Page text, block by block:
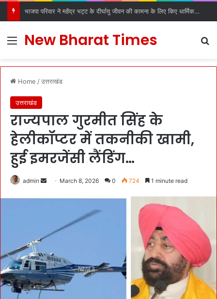
भाजपा परिवार ने महेंद्र भट्ट के दीर्घायु जीवन की कामना के लिए किए धार्मिक अनुष्ठान
Menu
New Bharat Times
Home /उत्तराखंड
उत्तराखंड
राज्यपाल गुरमीत सिंह के
हेलीकॉप्टर में तकनीकी खामी,
हुई इमरजेंसी लैंडिंग…
admin
n
m
a
i
March 8, 2026 0 724 1 minute read